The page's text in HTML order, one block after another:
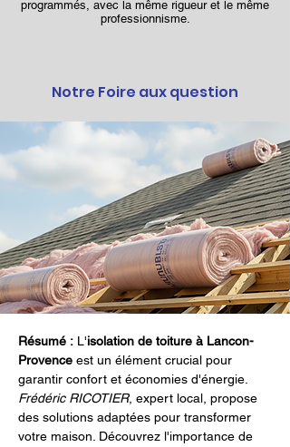
programmés, avec la même rigueur et le même
professionnisme.
Notre Foire aux question
Résumé : L'isolation de toiture à Lancon-
Provence est un élément crucial pour
garantir confort et économies d'énergie.
Frédéric RICOTIER, expert local, propose
des solutions adaptées pour transformer
votre maison. Découvrez l'importance de